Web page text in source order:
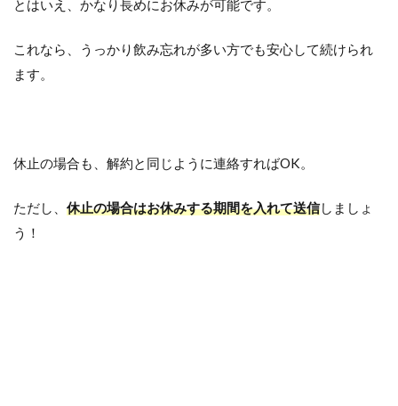
とはいえ、かなり長めにお休みが可能です。
これなら、うっかり飲み忘れが多い方でも安心して続けられ
ます。
休止の場合も、解約と同じように連絡すればOK。
ただし、 休止の場合はお休みする期間を入れて送信しましょ
う！